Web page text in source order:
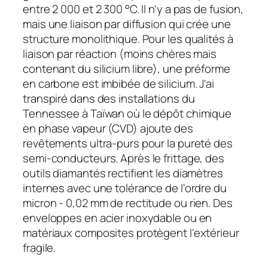
entre 2 000 et 2 300 °C. Il n'y a pas de fusion,
mais une liaison par diffusion qui crée une
structure monolithique. Pour les qualités à
liaison par réaction (moins chères mais
contenant du silicium libre), une préforme
en carbone est imbibée de silicium. J'ai
transpiré dans des installations du
Tennessee à Taïwan où le dépôt chimique
en phase vapeur (CVD) ajoute des
revêtements ultra-purs pour la pureté des
semi-conducteurs. Après le frittage, des
outils diamantés rectifient les diamètres
internes avec une tolérance de l'ordre du
micron - 0,02 mm de rectitude ou rien. Des
enveloppes en acier inoxydable ou en
matériaux composites protègent l'extérieur
fragile.